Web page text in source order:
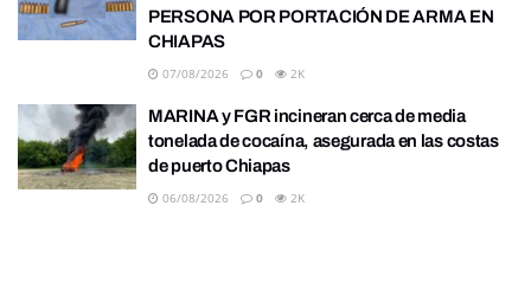
PERSONA POR PORTACIÓN DE ARMA EN
CHIAPAS
07/08/2026 0 2K
MARINA y FGR incineran cerca de media
tonelada de cocaína, asegurada en las costas
de puerto Chiapas
06/08/2026 0 2K